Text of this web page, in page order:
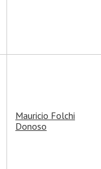
Mauricio Folchi
Donoso